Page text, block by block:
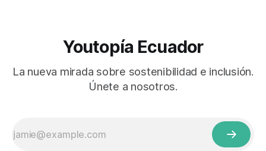
Youtopía Ecuador
La nueva mirada sobre sostenibilidad e inclusión.
Únete a nosotros.